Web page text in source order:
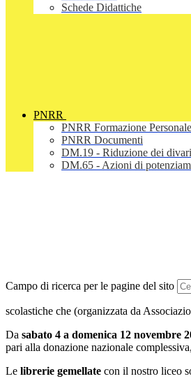
Schede Didattiche
PNRR
PNRR Formazione Personale
PNRR Documenti
DM.19 - Riduzione dei divari
DM.65 - Azioni di
Campo di ricerca per le pagine del sito
scolastiche che (organizzata da
Da sabato 4 a domenica 12 novembre
pari alla donazione nazionale
Le librerie gemellate con il nostro liceo